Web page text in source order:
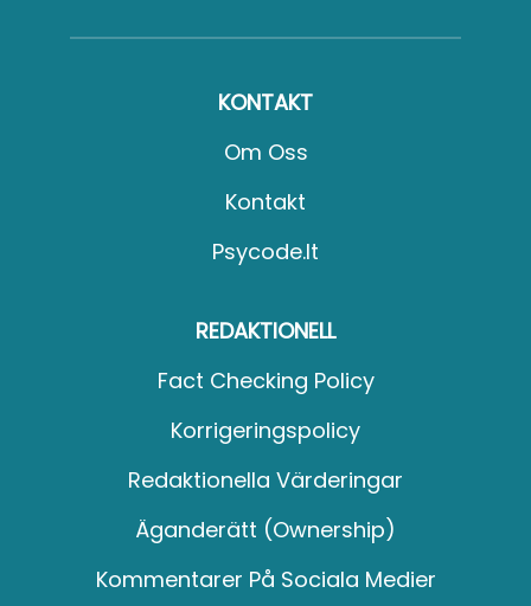
KONTAKT
Om Oss
Kontakt
Psycode.it
REDAKTIONELL
Fact Checking Policy
Korrigeringspolicy
Redaktionella Värderingar
Äganderätt (Ownership)
Kommentarer På Sociala Medier